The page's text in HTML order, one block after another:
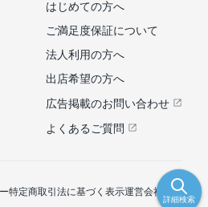
詳細検索
はじめての方へ
ご満足度保証について
法人利用の方へ
出店希望の方へ
広告掲載のお問い合わせ
よくあるご質問
特定商取引法に基づく表示運営会社